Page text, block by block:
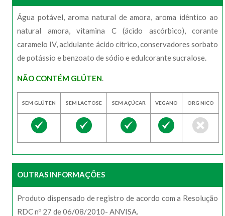
Água potável, aroma natural de amora, aroma idêntico ao
natural amora, vitamina C (ácido ascórbico), corante
caramelo IV, acidulante ácido cítrico, conservadores sorbato
de potássio e benzoato de sódio e edulcorante sucralose.
NÃO CONTÉM GLÚTEN.
SEM GLÚTEN SEM LACTOSE SEM AÇÚCAR VEGANO ORG NICO
OUTRAS INFORMAÇÕES
Produto dispensado de registro de acordo com a Resolução
RDC nº 27 de 06/08/2010- ANVISA.